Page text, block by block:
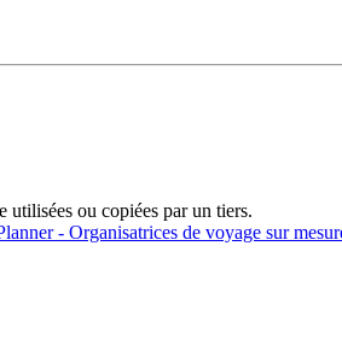
utilisées ou copiées par un tiers.
- Organisatrices de voyage sur